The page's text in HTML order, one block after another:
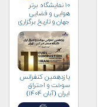
۱۰ نمایشگاه برتر
هوایی و فضایی
جهان و تاریخ برگزاری
آن‌ها
یازدهمین کنفرانس
سوخت و احتراق
ایران (آبان‌ ۱۴۰۴)